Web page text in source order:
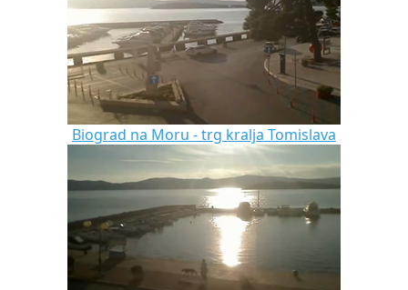
Biograd na Moru - trg kralja Tomislava